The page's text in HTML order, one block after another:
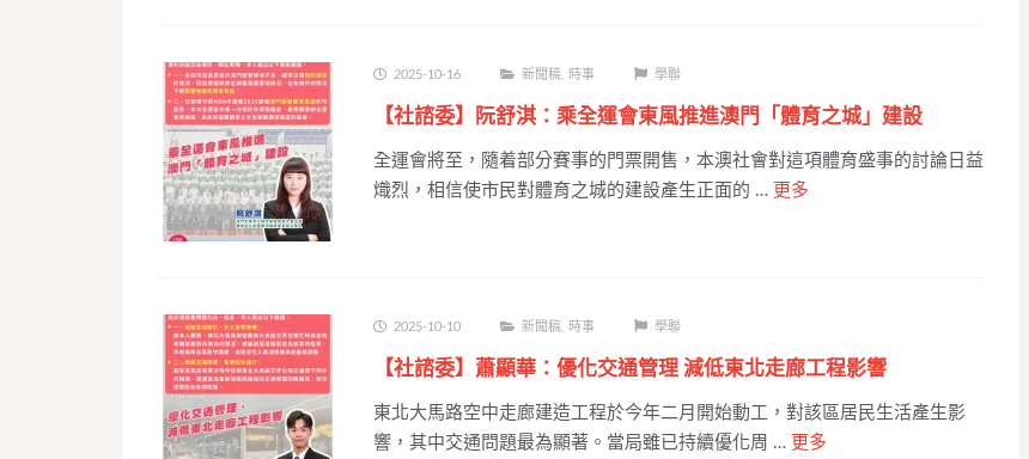
2025-10-16 新聞稿 時事 學聯
【社諮委】阮舒淇：乘全運會東風推進澳門「體育之城」建設
全運會將至，隨着部分賽事的門票開售，本澳社會對這項體育盛事的討論日益
熾烈，相信使市民對體育之城的建設產生正面的 … 更多
2025-10-10 新聞稿 時事 學聯
【社諮委】蕭顯華：優化交通管理 減低東北走廊工程影響
東北大馬路空中走廊建造工程於今年二月開始動工，對該區居民生活產生影
響，其中交通問題最為顯著。當局雖已持續優化周 … 更多